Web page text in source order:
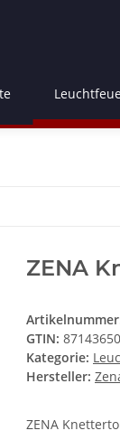
ZENA
GTIN:
Kategorie:
Hersteller:
ZENA